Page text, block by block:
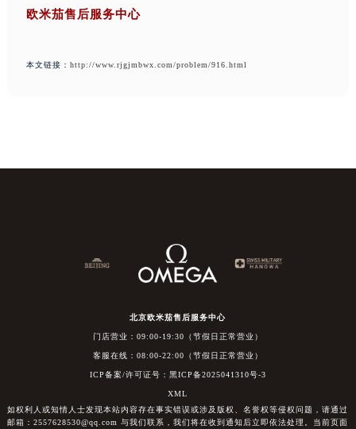
欧米茄售后服务中心
本文链接： http://www.rjgjmbwx.com/problem/916.html
北京欧米茄售后服务中心
门店营业：09:00-19:30（节假日正常营业）
客服在线：08:00-22:00（节假日正常营业）
ICP备案/许可证号：黑ICP备2025041310号-3
XML
如权利人或知情人士发现本站内容存在事实错误或涉及版权、名誉权等侵权问题，请通过
邮箱：2557628530@qq.com 与我们联系，我们将在收到通知后立即依法处理。当前页面